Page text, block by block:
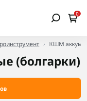
0
КШМ
(болгарки)